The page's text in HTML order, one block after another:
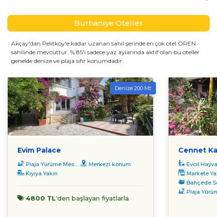
tanıklık edebilirsiniz.
BURHANIYE'NIN POPÜLER SAHILLERI
VE PLAJLARI
şeridi ile tam bir plaj cennetidir. Her zevke uygun farklı
özelliklerde plajlar ve koylar barındırır.
ÖREN PLAJI
İncecik kumu, sığ ve berrak denizi ile Türkiye'nin en iyi
plajları arasında gösterilen Ören Plajı, bölgenin en popüler
noktasıdır. Özellikle çocuklu aileler için son derece güvenli
bir denize girme imkanı sunar. Plaj boyunca uzanan
yürüyüş ve bisiklet yolları, kafeler ve restoranlar, gün boyu
keyifli vakit geçirmenizi sağlar.
ÖĞRETMENLER MAHALLESI
Burhaniye Oteller
Akçay'dan Pelitköy'e kadar uzanan sahil şerinde en çok otel ÖREN
sahilinde mevcuttur. % 85'i sadece yaz aylarında aktif olan bu oteller
genelde denize ve plaja sıfır konumdadır
Denize 200 Mt
Evim Palace
Plaja Yürüme Mesafesi
Merkezi konum
Kıyıya Yakın
4800 TL'den başlayan fiyatlarla
Cennet
Evcil
Markete
Bahçede
Plaja Yürüme